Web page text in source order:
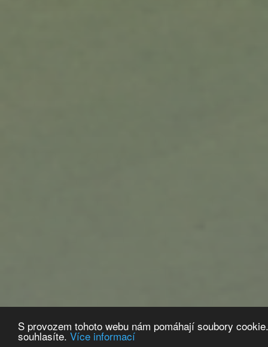
S provozem tohoto webu nám pomáhají soubory
souhlasíte. Více informací